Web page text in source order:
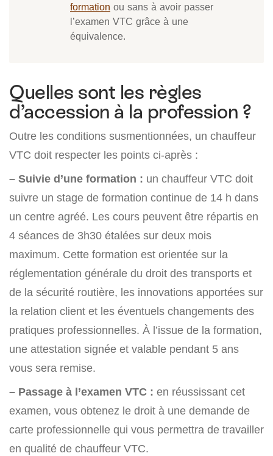
formation ou sans à avoir passer
l’examen VTC grâce à une
équivalence.
Quelles sont les règles
d’accession à la profession ?
Outre les conditions susmentionnées, un chauffeur
VTC doit respecter les points ci-après :
– Suivie d’une formation : un chauffeur VTC doit
suivre un stage de formation continue de 14 h dans
un centre agréé. Les cours peuvent être répartis en
4 séances de 3h30 étalées sur deux mois
maximum. Cette formation est orientée sur la
réglementation générale du droit des transports et
de la sécurité routière, les innovations apportées sur
la relation client et les éventuels changements des
pratiques professionnelles. À l’issue de la formation,
une attestation signée et valable pendant 5 ans
vous sera remise.
– Passage à l’examen VTC : en réussissant cet
examen, vous obtenez le droit à une demande de
carte professionnelle qui vous permettra de travailler
en qualité de chauffeur VTC.